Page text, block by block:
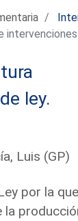
intervenciones
ley.
Luis (GP)
por la